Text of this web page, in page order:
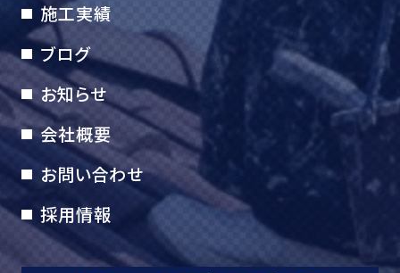
施工実績
ブログ
お知らせ
会社概要
お問い合わせ
採用情報